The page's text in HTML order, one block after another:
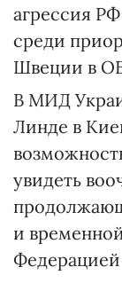
агрессия
среди
Швеции в
В МИД
Линде в
увидеть
и